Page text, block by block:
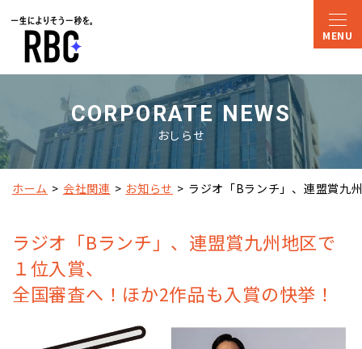
CORPORATE NEWS
おしらせ
ホーム 会社関連 お知らせ ラジオ「Bランチ」、連盟賞九
ラジオ「Bランチ」、連盟賞九州地区で
１位入賞、
全国審査へ！ほか2作品も入賞の快挙！